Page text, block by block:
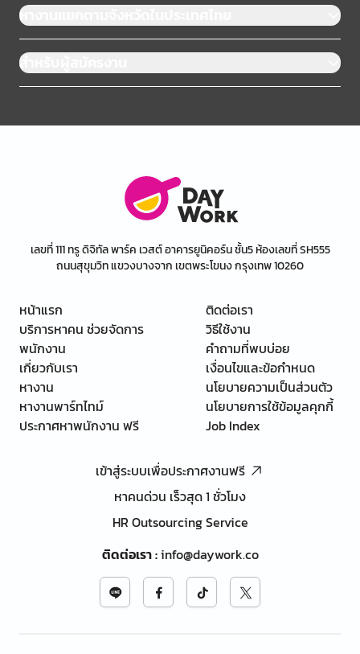
หางานแยกตามจังหวัดในประเทศไทย
สำหรับผู้สมัครงาน
เลขที่ 111 ทรู ดิจิทัล พาร์ค เวสต์ อาคารยูนิคอร์น ชั้น5 ห้องเลขที่ SH555
ถนนสุขุมวิท แขวงบางจาก เขตพระโขนง กรุงเทพ 10260
หน้าแรก
บริการหาคน ช่วยจัดการ
พนักงาน
เกี่ยวกับเรา
หางาน
หางานพาร์ทไทม์
ประกาศหาพนักงาน ฟรี
ติดต่อเรา
วิธีใช้งาน
คำถามที่พบบ่อย
เงื่อนไขและข้อกำหนด
นโยบายความเป็นส่วนตัว
นโยบายการใช้ข้อมูลคุกกี้
Job Index
เข้าสู่ระบบเพื่อประกาศงานฟรี
หาคนด่วน เร็วสุด 1 ชั่วโมง
HR Outsourcing Service
ติดต่อเรา:info@daywork.co